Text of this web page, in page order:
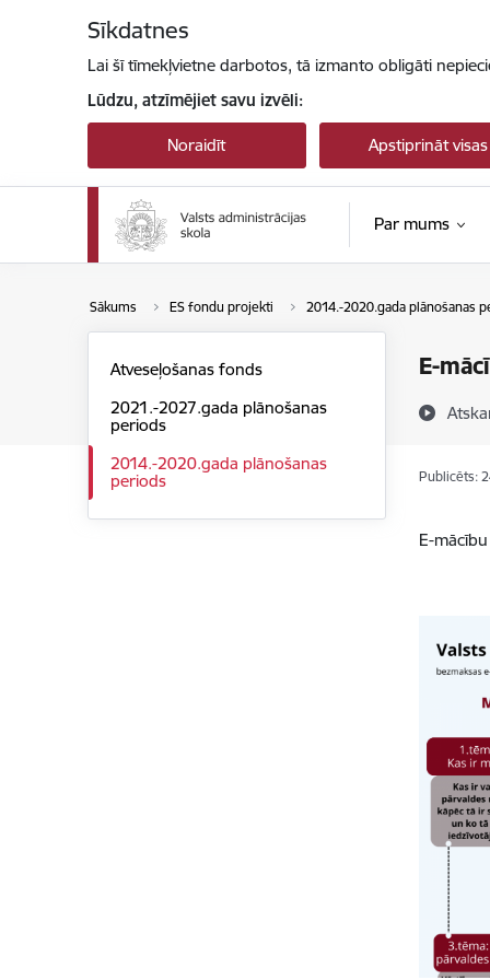
Sīkdatnes
Lai šī tīmekļvietne darbotos, tā izmanto obligāti
Lūdzu, atzīmējiet savu izvēli:
Noraidīt Apstiprināt visas
Par mums
Sākums ES fondu projekti 2014.-2020.gada plānošanas
E-
Atveseļošanas fonds
2021.-2027.gada plānošanas
periods
2014.-2020.gada plānošanas
periods
Publicēts:
E-